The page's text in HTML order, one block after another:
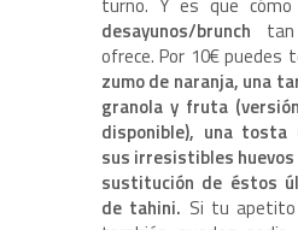
desayunos/brunch
ofrece. Por 10€ puedes
zumo de naranja, una
granola y fruta
disponible), una tosta
sus irresistibles
sustitución de éstos
de tahini. Si tu